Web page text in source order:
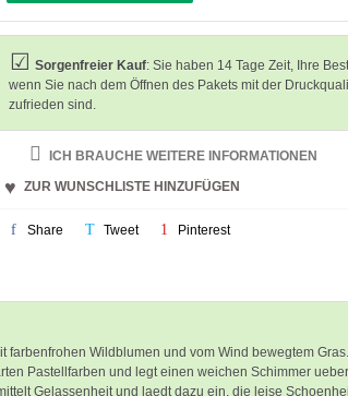
Sorgenfreier Kauf: Sie haben 14 Tage Zeit, Ihre
wenn Sie nach dem Öffnen des Pakets mit der
zufrieden sind.
ICH BRAUCHE WEITERE INFORMATIONEN
ZUR WUNSCHLISTE HINZUFÜGEN
Share Tweet Pinterest
Wildblumen und vom Wind bewegtem
Pastellfarben und legt einen weichen Schimmer
Gelassenheit und laedt dazu ein, die leise